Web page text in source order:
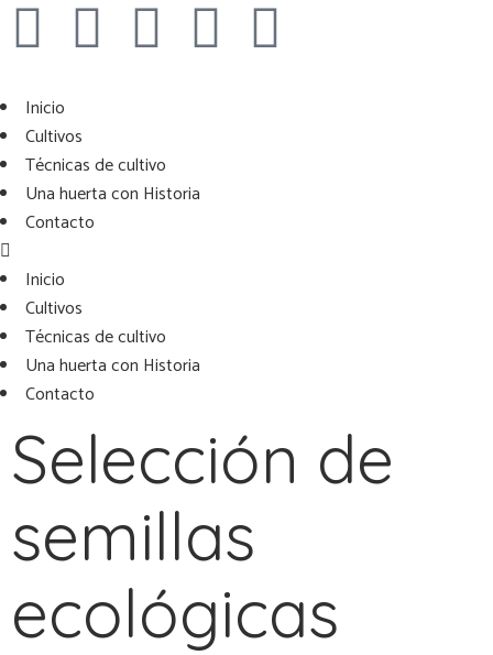
Inicio
Cultivos
Técnicas de cultivo
Una huerta con Historia
Contacto
Inicio
Cultivos
Técnicas de cultivo
Una huerta con Historia
Contacto
Selección de
semillas
ecológicas